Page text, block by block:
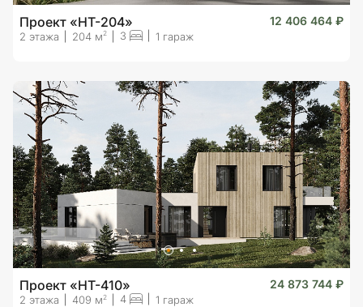
Проект «HT-204» 12 406 464 ₽
2 этажа 204 м2 3 1 гараж
Проект «HT-410» 24 873 744 ₽
2 этажа 409 м 2 4 1 гараж